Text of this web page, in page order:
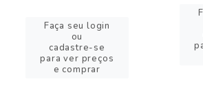
Faça seu login
ou
cadastre-se
para ver preços
e comprar